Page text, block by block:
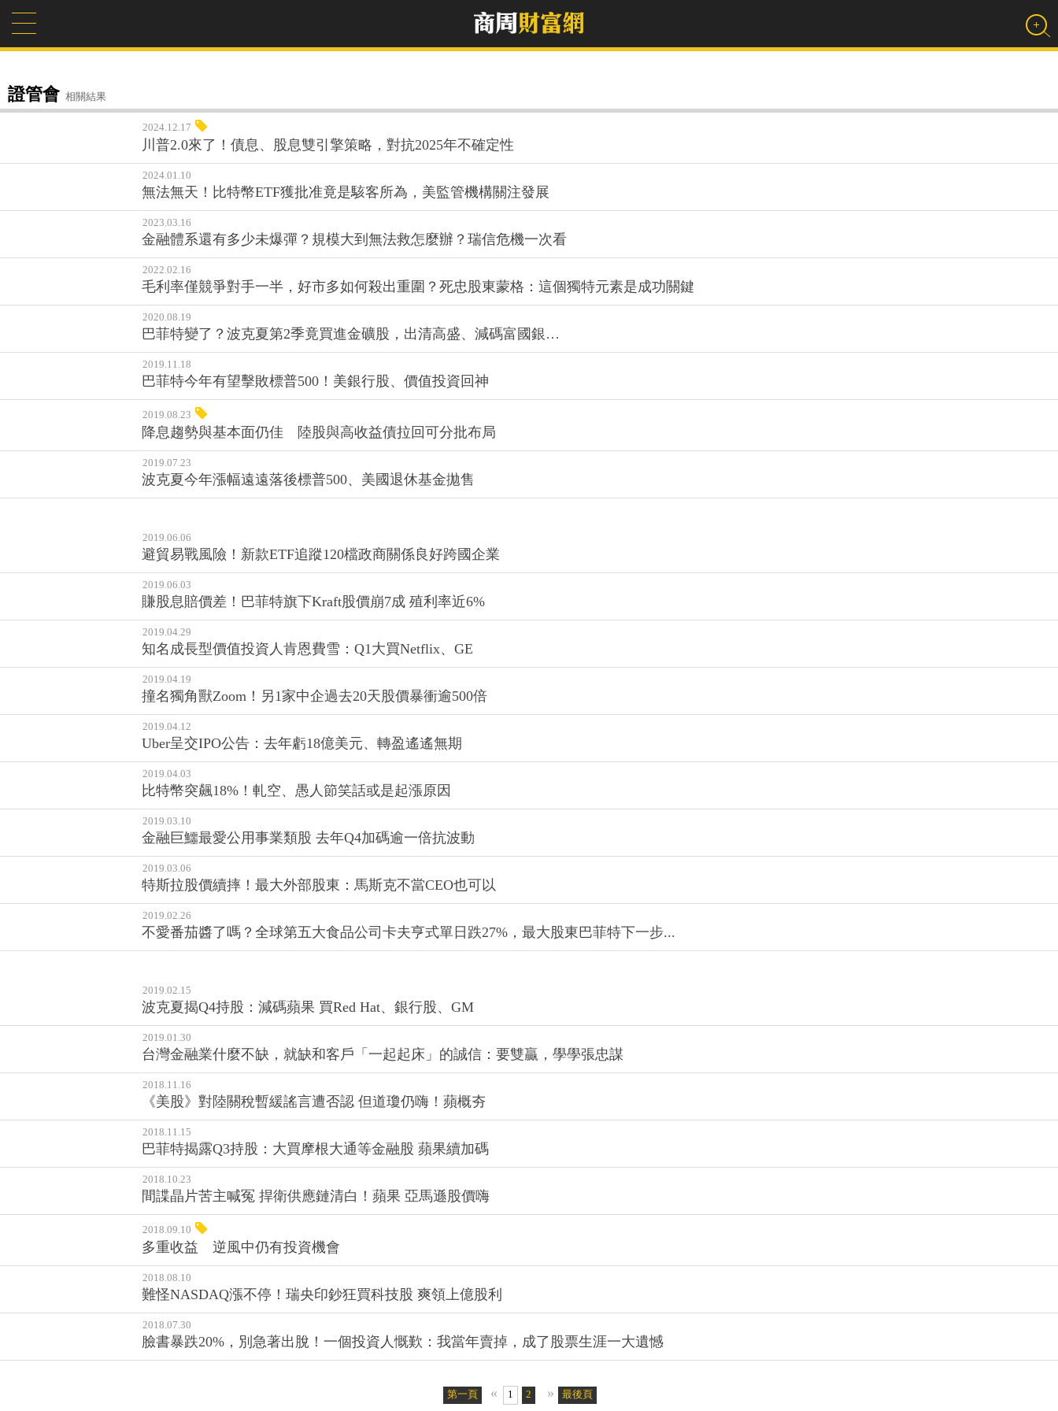
證管會 相關結果
2024.12.17
川普2.0來了！債息、股息雙引擎策略，對抗2025年不確定性
2024.01.10
無法無天！比特幣ETF獲批准竟是駭客所為，美監管機構關注發展
2023.03.16
金融體系還有多少未爆彈？規模大到無法救怎麼辦？瑞信危機一次看
2022.02.16
毛利率僅競爭對手一半，好市多如何殺出重圍？死忠股東蒙格：這個獨特元素是成功關鍵
2020.08.19
巴菲特變了？波克夏第2季竟買進金礦股，出清高盛、減碼富國銀…
2019.11.18
巴菲特今年有望擊敗標普500！美銀行股、價值投資回神
2019.08.23
降息趨勢與基本面仍佳 陸股與高收益債拉回可分批布局
2019.07.23
波克夏今年漲幅遠遠落後標普500、美國退休基金拋售
2019.06.06
避貿易戰風險！新款ETF追蹤120檔政商關係良好跨國企業
2019.06.03
賺股息賠價差！巴菲特旗下Kraft股價崩7成 殖利率近6%
2019.04.29
知名成長型價值投資人肯恩費雪：Q1大買Netflix、GE
2019.04.19
撞名獨角獸Zoom！另1家中企過去20天股價暴衝逾500倍
2019.04.12
Uber呈交IPO公告：去年虧18億美元、轉盈遙遙無期
2019.04.03
比特幣突飆18%！軋空、愚人節笑話或是起漲原因
2019.03.10
金融巨鱷最愛公用事業類股 去年Q4加碼逾一倍抗波動
2019.03.06
特斯拉股價續摔！最大外部股東：馬斯克不當CEO也可以
2019.02.26
不愛番茄醬了嗎？全球第五大食品公司卡夫亨式單日跌27%，最大股東巴菲特下一步...
2019.02.15
波克夏揭Q4持股：減碼蘋果 買Red Hat、銀行股、GM
2019.01.30
台灣金融業什麼不缺，就缺和客戶「一起起床」的誠信：要雙贏，學學張忠謀
2018.11.16
《美股》對陸關稅暫緩謠言遭否認 但道瓊仍嗨！蘋概夯
2018.11.15
巴菲特揭露Q3持股：大買摩根大通等金融股 蘋果續加碼
2018.10.23
間諜晶片苦主喊冤 捍衛供應鏈清白！蘋果 亞馬遜股價嗨
2018.09.10
多重收益 逆風中仍有投資機會
2018.08.10
難怪NASDAQ漲不停！瑞央印鈔狂買科技股 爽領上億股利
2018.07.30
臉書暴跌20%，別急著出脫！一個投資人慨歎：我當年賣掉，成了股票生涯一大遺憾
第一頁 « 1 2 » 最後頁